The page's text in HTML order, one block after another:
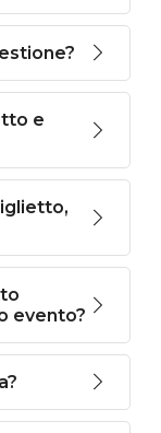
e
evento?